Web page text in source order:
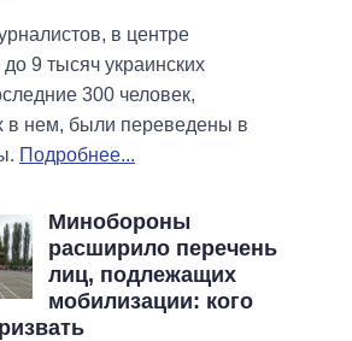
в центре
9 тысяч украинских
300 человек,
в нем, были переведены в
Подробнее...
Минобороны
расширило перечень
лиц, подлежащих
мобилизации: кого